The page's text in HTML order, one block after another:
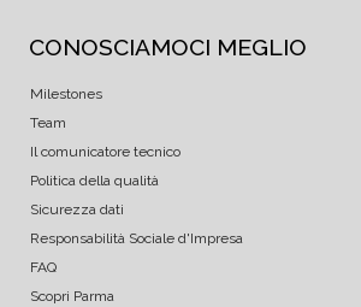
CONOSCIAMOCI MEGLIO
Milestones
Team
Il comunicatore tecnico
Politica della qualità
Sicurezza dati
Responsabilità Sociale d'Impresa
FAQ
Scopri Parma